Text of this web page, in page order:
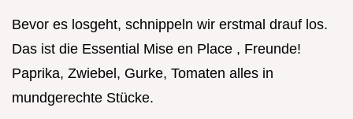
Bevor es losgeht, schnippeln wir erstmal drauf los.
Das ist die Essential Mise en Place , Freunde!
Paprika, Zwiebel, Gurke, Tomaten alles in
mundgerechte Stücke.